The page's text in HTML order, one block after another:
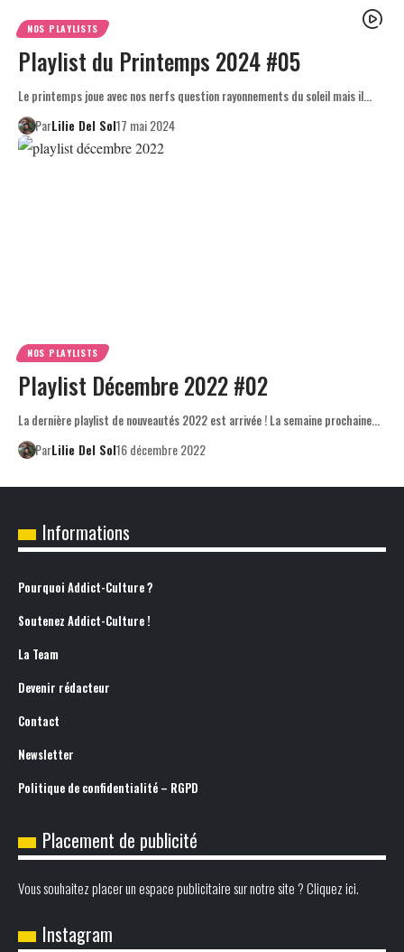
NOS PLAYLISTS
Playlist du Printemps 2024 #05
Le printemps joue avec nos nerfs question rayonnements du soleil mais il…
ParLilie Del Sol17 mai 2024
NOS PLAYLISTS
Playlist Décembre 2022 #02
La dernière playlist de nouveautés 2022 est arrivée ! La semaine prochaine…
ParLilie Del Sol16 décembre 2022
Informations
Pourquoi Addict-Culture ?
Soutenez Addict-Culture !
La Team
Devenir rédacteur
Contact
Newsletter
Politique de confidentialité – RGPD
Placement de publicité
Vous souhaitez placer un espace publicitaire sur notre site ? Cliquez ici.
Instagram